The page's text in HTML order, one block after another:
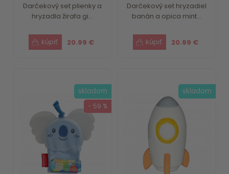
Darčekový set plienky a
hryzadla žirafa gi...
20.99 €
Darčekový set hryzadiel
banán a opica mint...
20.99 €
skladom
- 59 %
skladom